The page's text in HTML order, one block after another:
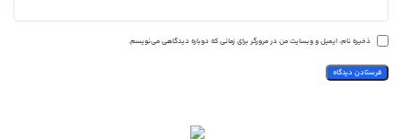
ذخیره نام، ایمیل و وبسایت من در مرورگر برای زمانی که دوباره دیدگاهی می‌نویسم.